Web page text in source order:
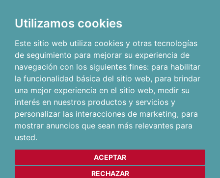
Utilizamos cookies
Este sitio web utiliza cookies y otras tecnologías
de seguimiento para mejorar su experiencia de
navegación con los siguientes fines: para habilitar
la funcionalidad básica del sitio web, para brindar
una mejor experiencia en el sitio web, medir su
interés en nuestros productos y servicios y
personalizar las interacciones de marketing, para
mostrar anuncios que sean más relevantes para
usted.
ACEPTAR
RECHAZAR